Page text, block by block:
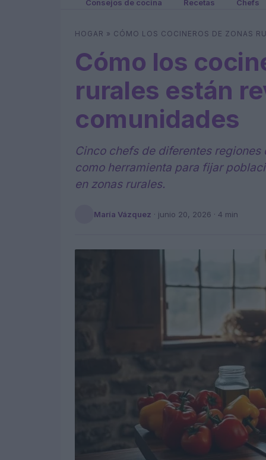
Consejos de cocina Recetas Chefs
HOGAR » CÓMO LOS COCINEROS DE ZONAS
Cómo los
rurales están
comunidades
Cinco chefs de diferentes
como herramienta para fijar
en zonas rurales.
María Vázquez · junio 20, 2026 · 4 min